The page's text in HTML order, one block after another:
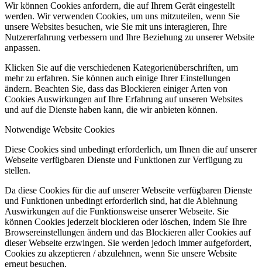
Wir können Cookies anfordern, die auf Ihrem Gerät eingestellt
werden. Wir verwenden Cookies, um uns mitzuteilen, wenn Sie
unsere Websites besuchen, wie Sie mit uns interagieren, Ihre
Nutzererfahrung verbessern und Ihre Beziehung zu unserer Website
anpassen.
Klicken Sie auf die verschiedenen Kategorienüberschriften, um
mehr zu erfahren. Sie können auch einige Ihrer Einstellungen
ändern. Beachten Sie, dass das Blockieren einiger Arten von
Cookies Auswirkungen auf Ihre Erfahrung auf unseren Websites
und auf die Dienste haben kann, die wir anbieten können.
Notwendige Website Cookies
Diese Cookies sind unbedingt erforderlich, um Ihnen die auf unserer
Webseite verfügbaren Dienste und Funktionen zur Verfügung zu
stellen.
Da diese Cookies für die auf unserer Webseite verfügbaren Dienste
und Funktionen unbedingt erforderlich sind, hat die Ablehnung
Auswirkungen auf die Funktionsweise unserer Webseite. Sie
können Cookies jederzeit blockieren oder löschen, indem Sie Ihre
Browsereinstellungen ändern und das Blockieren aller Cookies auf
dieser Webseite erzwingen. Sie werden jedoch immer aufgefordert,
Cookies zu akzeptieren / abzulehnen, wenn Sie unsere Website
erneut besuchen.